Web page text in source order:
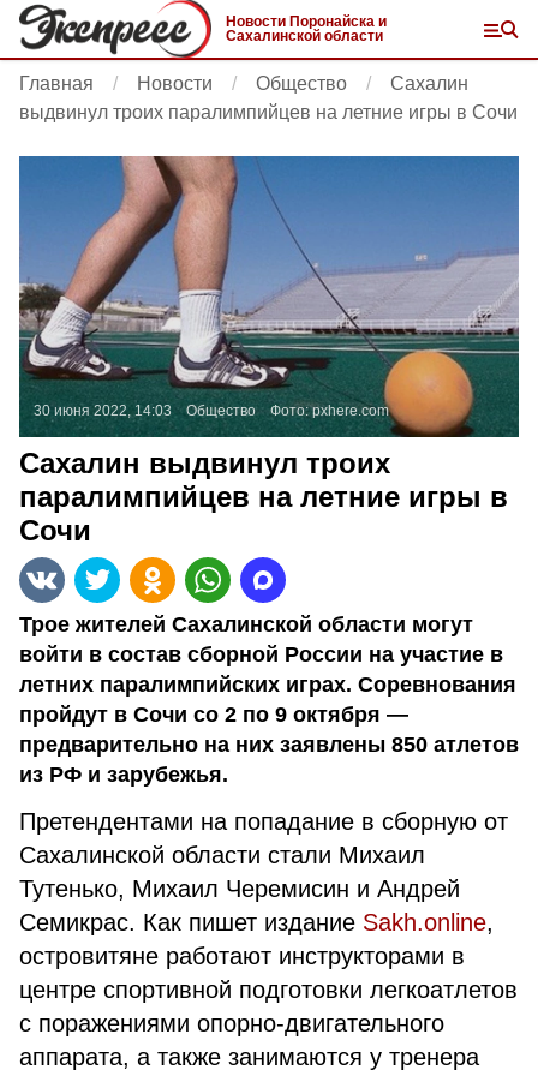
Новости Поронайска и
Сахалинской области
Главная Новости Общество
Сахалин
выдвинул троих паралимпийцев на летние игры в Сочи
30 июня 2022, 14:03 Общество Фото:pxhere.com
Сахалин выдвинул троих
паралимпийцев на летние игры в
Сочи
Трое жителей Сахалинской области могут
войти в состав сборной России на участие в
летних паралимпийских играх. Соревнования
пройдут в Сочи со 2 по 9 октября —
предварительно на них заявлены 850 атлетов
из РФ и зарубежья.
Претендентами на попадание в сборную от
Сахалинской области стали Михаил
Тутенько, Михаил Черемисин и Андрей
Семикрас. Как пишет издание Sakh.online,
островитяне работают инструкторами в
центре спортивной подготовки легкоатлетов
с поражениями опорно-двигательного
аппарата, а также занимаются у тренера